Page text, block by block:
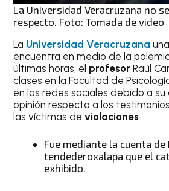
La Universidad Veracruzana no
respecto. Foto: Tomada de video
La Universidad Veracruzana
encuentra en medio de la
últimas horas, el profesor Raúl
clases en la Facultad de
en las redes sociales debido a
opinión respecto a los
las víctimas deviolaciones.
Fue mediante la cuenta
tendederoxalapa que el
exhibido.